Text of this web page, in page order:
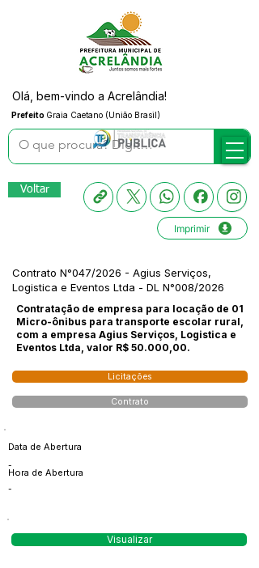
Prefeito Graia Caetano (União Brasil)
Olá, bem-vindo a Acrelândia!
Voltar
Imprimir
Contrato N°047/2026 - Agius Serviços,
Logistica e Eventos Ltda - DL N°008/2026
Contratação de empresa para locação de 01
Micro-ônibus para transporte escolar rural,
com a empresa Agius Serviços, Logistica e
Eventos Ltda, valor R$ 50.000,00.
Licitações
Contrato
Data de Abertura
-
Hora de Abertura
-
Visualizar